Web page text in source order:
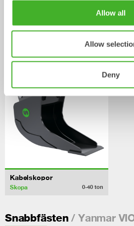
Allow all
Allow
Deny
Kabelskopor
Skopa 0-40 ton
Snabbfästen / Yanmar